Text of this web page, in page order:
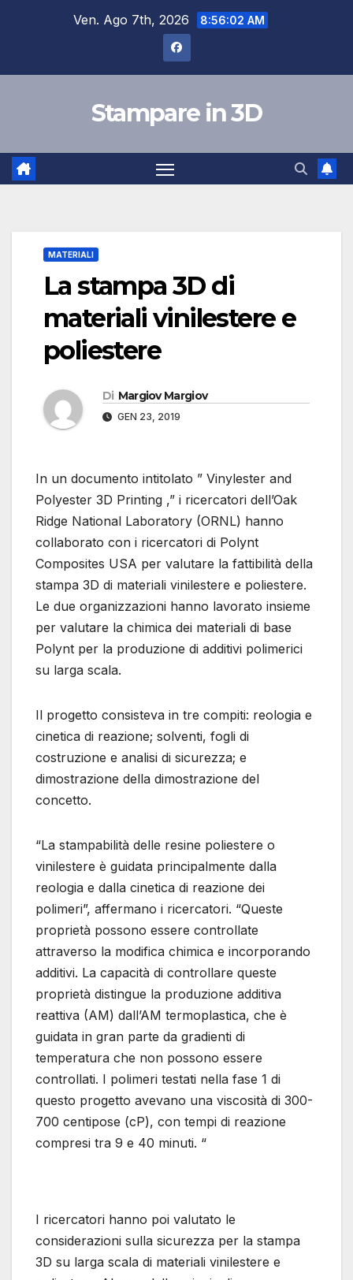
Ven. Ago 7th, 2026 8:56:03 AM
Stampare in 3D
MATERIALI
La stampa 3D di
materiali vinilestere e
poliestere
Di Margiov Margiov
GEN 23, 2019
In un documento intitolato ” Vinylester and
Polyester 3D Printing ,” i ricercatori dell’Oak
Ridge National Laboratory (ORNL) hanno
collaborato con i ricercatori di Polynt
Composites USA per valutare la fattibilità della
stampa 3D di materiali vinilestere e poliestere.
Le due organizzazioni hanno lavorato insieme
per valutare la chimica dei materiali di base
Polynt per la produzione di additivi polimerici
su larga scala.
Il progetto consisteva in tre compiti: reologia e
cinetica di reazione; solventi, fogli di
costruzione e analisi di sicurezza; e
dimostrazione della dimostrazione del
concetto.
“La stampabilità delle resine poliestere o
vinilestere è guidata principalmente dalla
reologia e dalla cinetica di reazione dei
polimeri”, affermano i ricercatori. “Queste
proprietà possono essere controllate
attraverso la modifica chimica e incorporando
additivi. La capacità di controllare queste
proprietà distingue la produzione additiva
reattiva (AM) dall’AM termoplastica, che è
guidata in gran parte da gradienti di
temperatura che non possono essere
controllati. I polimeri testati nella fase 1 di
questo progetto avevano una viscosità di 300-
700 centipose (cP), con tempi di reazione
compresi tra 9 e 40 minuti. “
I ricercatori hanno poi valutato le
considerazioni sulla sicurezza per la stampa
3D su larga scala di materiali vinilestere e